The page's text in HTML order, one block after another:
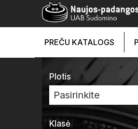
PREČU KATALOGS
Plotis
Pasirinkite
Klasė